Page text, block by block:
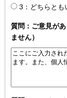
3：どちらとも
質問：ご意見が
ません）